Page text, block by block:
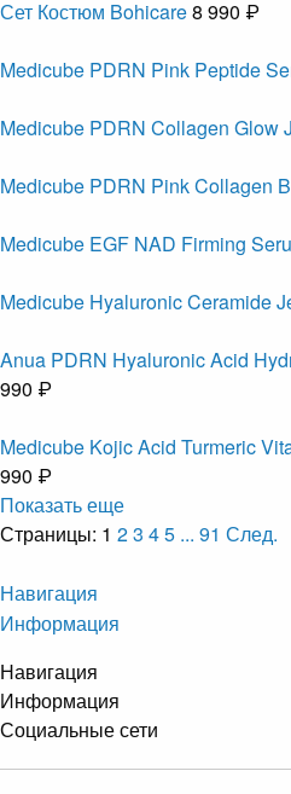
Сет Костюм Bohicare8 990 ₽
Medicube PDRN Pink Peptide
Medicube PDRN Collagen Glow
Medicube PDRN Pink Collagen
Medicube EGF NAD Firming
Medicube Hyaluronic Ceramide
Anua PDRN Hyaluronic Acid
990 ₽
Medicube Kojic Acid Turmeric
990 ₽
Показать еще
Страницы: 1 23 45 ... 91 След.
Навигация
Информация
Навигация
Информация
Социальные сети